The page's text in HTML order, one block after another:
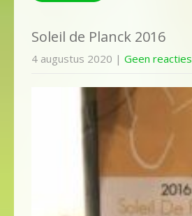
Soleil de Planck 2016
4 augustus 2020 | Geen reacties